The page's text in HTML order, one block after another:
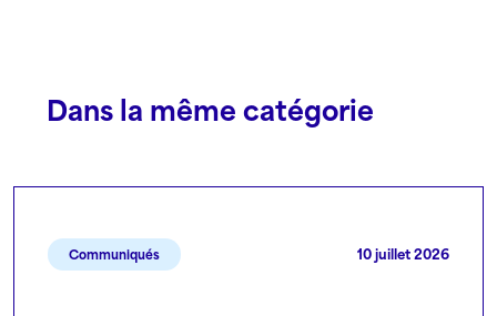
Dans la même catégorie
Communiqués 10 juillet 2026